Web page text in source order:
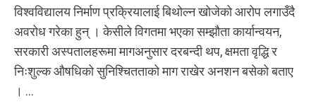
विश्वविद्यालय निर्माण प्रक्रियालाई बिथोल्न खोजेको आरोप लगाउँदै
अवरोध गरेका हुन् । केसीले विगतमा भएका सम्झौता कार्यान्वयन,
सरकारी अस्पतालहरूमा मागअनुसार दरबन्दी थप, क्षमता वृद्धि र
निःशुल्क औषधिको सुनिश्चितताको माग राखेर अनशन बसेको बताए
। ...